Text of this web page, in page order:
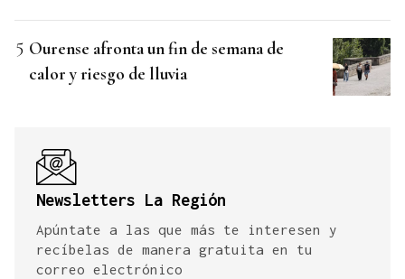
Ourense afronta un fin de semana de
calor y riesgo de lluvia
Newsletters La Región
Apúntate a las que más te interesen y
recíbelas de manera gratuita en tu
correo electrónico